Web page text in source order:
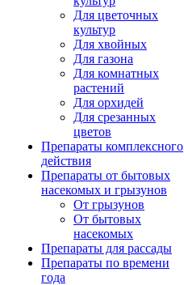
Для цветочных
культур
Для хвойных
Для газона
Для комнатных
растений
Для орхидей
Для срезанных
цветов
Препараты комплексного
действия
Препараты от бытовых
насекомых и грызунов
От грызунов
От бытовых
насекомых
Препараты для рассады
Препараты по времени
года